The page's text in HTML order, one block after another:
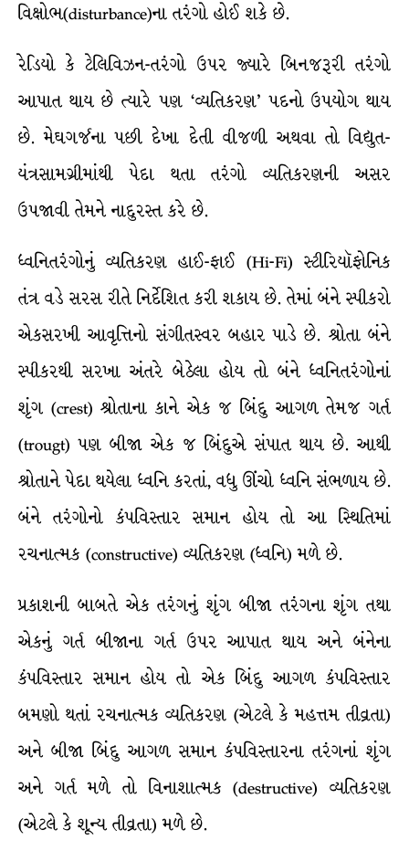
વિક્ષોભ(disturbance)ના તરંગો હોઈ શકે છે.
રેડિયો કે ટેલિવિઝન-તરંગો ઉપર જ્યારે બિનજરૂરી તરંગો
આપાત થાય છે ત્યારે પણ ‘વ્યતિકરણ’ પદનો ઉપયોગ થાય
છે. મેઘગર્જના પછી દેખા દેતી વીજળી અથવા તો વિદ્યુત-
યંત્રસામગ્રીમાંથી પેદા થતા તરંગો વ્યતિકરણની અસર
ઉપજાવી તેમને નાદુરસ્ત કરે છે.
ધ્વનિતરંગોનું વ્યતિકરણ હાઈ-ફાઈ (Hi-Fi) સ્ટીરિયૉફોનિક
તંત્ર વડે સરસ રીતે નિર્દેશિત કરી શકાય છે. તેમાં બંને સ્પીકરો
એકસરખી આવૃત્તિનો સંગીતસ્વર બહાર પાડે છે. શ્રોતા બંને
સ્પીકરથી સરખા અંતરે બેઠેલા હોય તો બંને ધ્વનિતરંગોનાં
શૃંગ (crest) શ્રોતાના કાને એક જ બિંદુ આગળ તેમજ ગર્ત
(trougt) પણ બીજા એક જ બિંદુએ સંપાત થાય છે. આથી
શ્રોતાને પેદા થયેલા ધ્વનિ કરતાં, વધુ ઊંચો ધ્વનિ સંભળાય છે.
બંને તરંગોનો કંપવિસ્તાર સમાન હોય તો આ સ્થિતિમાં
રચનાત્મક (constructive) વ્યતિકરણ (ધ્વનિ) મળે છે.
પ્રકાશની બાબતે એક તરંગનું શૃંગ બીજા તરંગના શૃંગ તથા
એકનું ગર્ત બીજાના ગર્ત ઉપર આપાત થાય અને બંનેના
કંપવિસ્તાર સમાન હોય તો એક બિંદુ આગળ કંપવિસ્તાર
બમણો થતાં રચનાત્મક વ્યતિકરણ (એટલે કે મહત્તમ તીવ્રતા)
અને બીજા બિંદુ આગળ સમાન કંપવિસ્તારના તરંગનાં શૃંગ
અને ગર્ત મળે તો વિનાશાત્મક (destructive) વ્યતિકરણ
(એટલે કે શૂન્ય તીવ્રતા) મળે છે.